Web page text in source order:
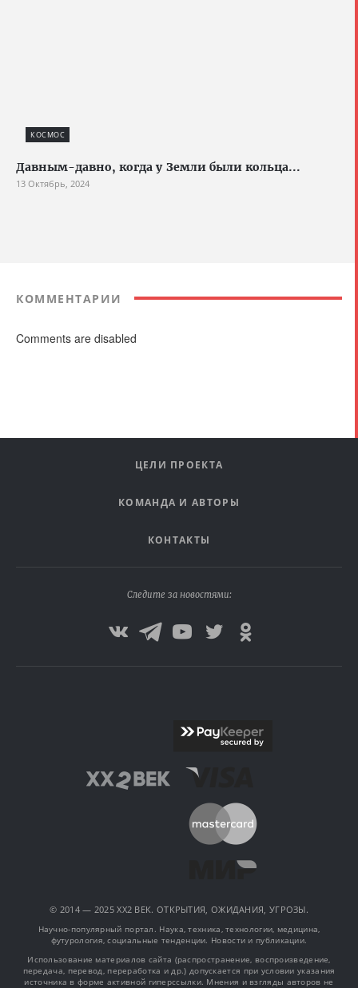
КОСМОС
Давным-давно, когда у Земли были кольца...
13 Октябрь, 2024
КОММЕНТАРИИ
Comments are disabled
ЦЕЛИ ПРОЕКТА
КОМАНДА И АВТОРЫ
КОНТАКТЫ
Следите за новостями:
© 2014 — 2025 XX2 ВЕК. ОТКРЫТИЯ, ОЖИДАНИЯ, УГРОЗЫ.
Научно-популярный портал. Наука, техника, технологии, медицина,
футурология, социальные тенденции. Новости и публикации.
Использование материалов сайта (распространение, воспроизведение,
передача, перевод, переработка и др.) допускается при условии указания
источника в форме активной гиперссылки. Мнения и взгляды авторов не